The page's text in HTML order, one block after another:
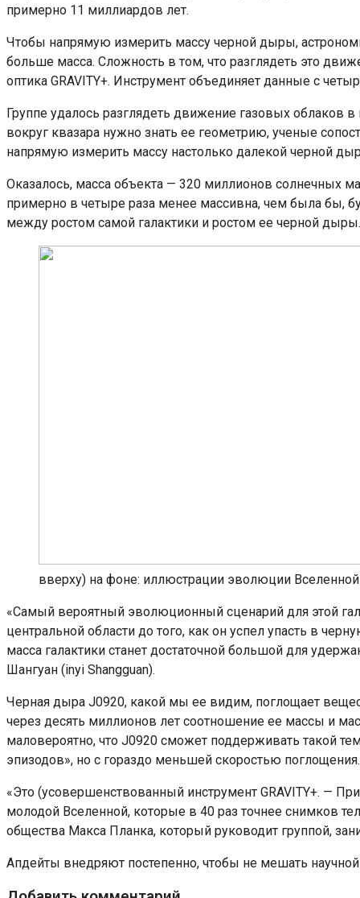
примерно 11 миллиардов лет.
Чтобы напрямую измерить массу черной дыры,
больше масса. Сложность в том, что разглядеть это
оптика GRAVITY+. Инструмент объединяет данные с
Группе удалось разглядеть движение газовых облаков
вокруг квазара нужно знать ее геометрию, ученые
напрямую измерить массу настолько далекой черной
Оказалось, масса объекта — 320 миллионов солнечных
примерно в четыре раза менее массивна, чем была бы,
между ростом самой галактики и ростом ее черной
вверху) на фоне: иллюстрации эволюции Вселенной
«Самый вероятный эволюционный сценарий для этой
центральной области до того, как он успел упасть в
масса галактики станет достаточной большой для
Шангуан (inyi Shangguan).
Черная дыра J0920, какой мы ее видим, поглощает
через десять миллионов лет соотношение ее массы и
маловероятно, что J0920 сможет поддерживать такой
эпизодов», но с гораздо меньшей скоростью поглощения.
«Это (усовершенствованный инструмент GRAVITY+. —
молодой Вселенной, которые в 40 раз точнее снимков
общества Макса Планка, который руководит группой,
Апдейты внедряют постепенно, чтобы не мешать